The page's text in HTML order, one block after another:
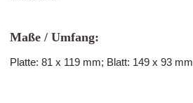
Maße / Umfang:
Platte: 81 x 119 mm; Blatt: 149 x 93 mm